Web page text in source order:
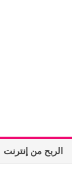
الربح من إنترنت